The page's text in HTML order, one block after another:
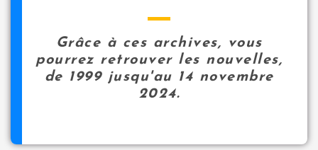
Grâce à ces archives, vous
pourrez retrouver les nouvelles,
de 1999 jusqu'au 14 novembre
2024.